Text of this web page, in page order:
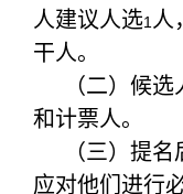
人建议人选1 人
干人。
（二）候
和计票人。
（三）提
应对他们进行